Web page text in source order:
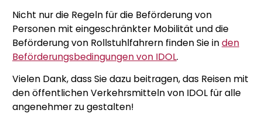
Nicht nur die Regeln für die Beförderung von
Personen mit eingeschränkter Mobilität und die
Beförderung von Rollstuhlfahrern finden Sie inden
Beförderungsbedingungen von IDOL.
Vielen Dank, dass Sie dazu beitragen, das Reisen mit
den öffentlichen Verkehrsmitteln von IDOL für alle
angenehmer zu gestalten!